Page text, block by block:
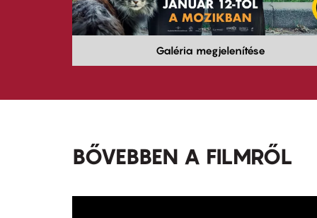
Galéria megjelenítése
BŐVEBBEN A FILMRŐL